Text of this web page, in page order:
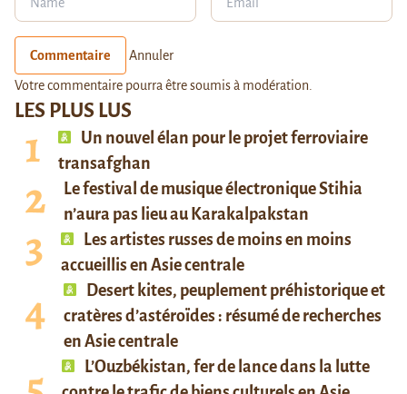
LES PLUS LUS
Un nouvel élan pour le projet ferroviaire
transafghan
Le festival de musique électronique Stihia
n’aura pas lieu au Karakalpakstan
Les artistes russes de moins en moins
accueillis en Asie centrale
Desert kites, peuplement préhistorique et
cratères d’astéroïdes : résumé de recherches
en Asie centrale
L’Ouzbékistan, fer de lance dans la lutte
Commentaire Annuler
Votre commentaire pourra être soumis à modération.